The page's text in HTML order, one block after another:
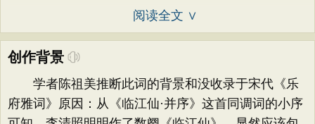
阅读全文 ∨
创作背景
学者陈祖美推断此词的背景和没收录于宋代《乐
府雅词》原因：从《临江仙·并序》这首同调词的小序